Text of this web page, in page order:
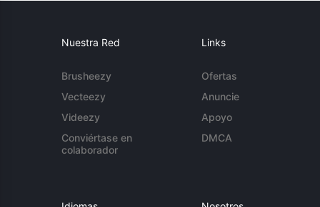
Nuestra Red
Brusheezy
Vecteezy
Videezy
Conviértase en
colaborador
Links
Ofertas
Anuncie
Apoyo
DMCA